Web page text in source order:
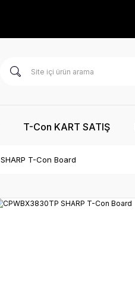
T-Con KART SATIŞ
T-Con Board